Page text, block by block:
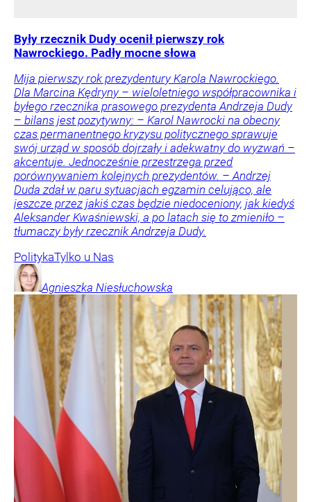
Były rzecznik Dudy ocenił pierwszy rok
Nawrockiego. Padły mocne słowa
Mija pierwszy rok prezydentury Karola Nawrockiego.
Dla Marcina Kędryny – wieloletniego współpracownika i
byłego rzecznika prasowego prezydenta Andrzeja Dudy
– bilans jest pozytywny: – Karol Nawrocki na obecny
czas permanentnego kryzysu politycznego sprawuje
swój urząd w sposób dojrzały i adekwatny do wyzwań –
akcentuje. Jednocześnie przestrzega przed
porównywaniem kolejnych prezydentów. – Andrzej
Duda zdał w paru sytuacjach egzamin celująco, ale
jeszcze przez jakiś czas będzie niedoceniony, jak kiedyś
Aleksander Kwaśniewski, a po latach się to zmieniło –
tłumaczy były rzecznik Andrzeja Dudy.
PolitykaTylko u Nas
Agnieszka Niesłuchowska